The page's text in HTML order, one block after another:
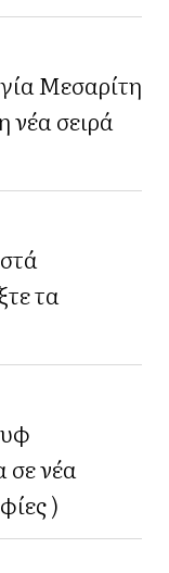
Μεσαρίτη
νέα σειρά
τα
σε νέα
)